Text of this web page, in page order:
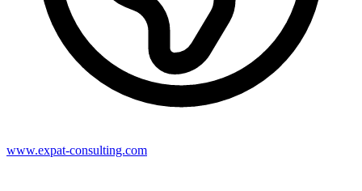
www.expat-consulting.com